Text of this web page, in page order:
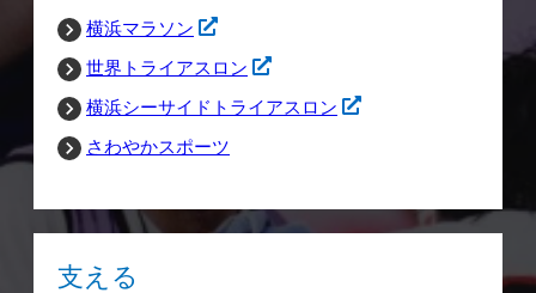
横浜マラソン
世界トライアスロン
横浜シーサイドトライアスロン
さわやかスポーツ
支える